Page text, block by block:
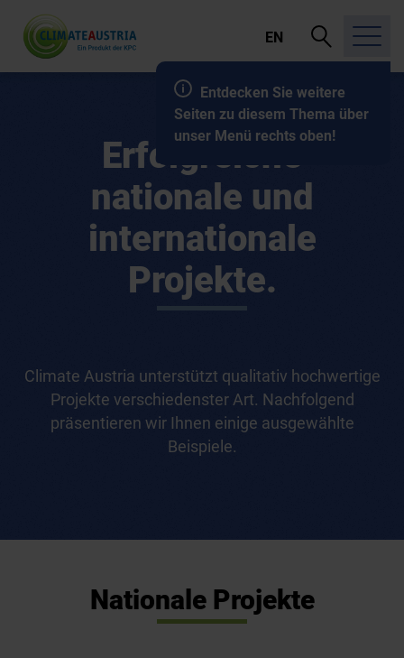
Entdecken Sie weitere
Seiten zu diesem Thema über
unser Menü rechts oben!
EN
Suche
öffnen
Erfolgreiche
nationale und
internationale
Projekte.
Climate Austria unterstützt qualitativ hochwertige
Projekte verschiedenster Art. Nachfolgend
präsentieren wir Ihnen einige ausgewählte
Beispiele.
Nationale Projekte